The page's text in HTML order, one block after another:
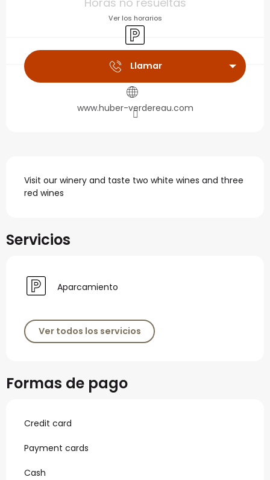
Ver los horarios
Aparcamiento
Llamar
www.huber-verdereau.com
Descripción
Visit our winery and taste two white wines and three
red wines
Servicios
Aparcamiento
Ver todos los servicios
Formas de pago
Credit card
Payment cards
Cash